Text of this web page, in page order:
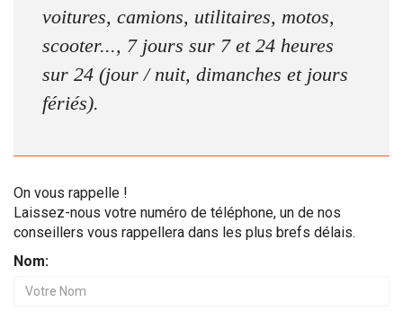
voitures, camions, utilitaires, motos,
scooter..., 7 jours sur 7 et 24 heures
sur 24 (jour / nuit, dimanches et jours
fériés).
On vous rappelle !
Laissez-nous votre numéro de téléphone, un de nos
conseillers vous rappellera dans les plus brefs délais.
Nom: